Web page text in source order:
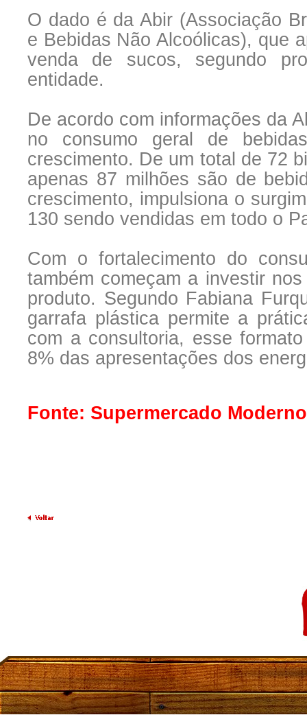
O dado é daAbir (Associação
e Bebidas Não Alcoólicas), que
venda de sucos, segundo
entidade.
De acordo com informações da
no consumo geral de
crescimento. De um total de 72
apenas 87 milhões são de
crescimento, impulsiona o
130 sendo vendidas em todo o
Com o fortalecimento do
também começam a investir
produto. Segundo Fabiana
garrafa plástica permite a
com a consultoria, esse
8% das apresentações dos
Fonte: Supermercado Moderno